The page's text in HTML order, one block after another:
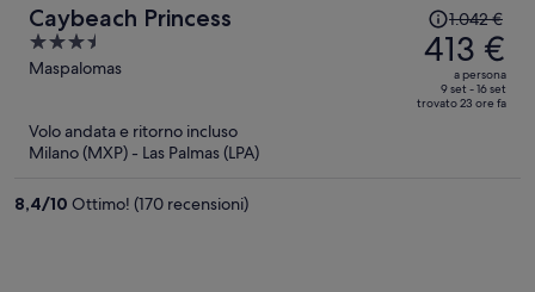
Caybeach Princess
3.5
out
Maspalomas
Il
prezzo
era
1.042 €,
ora
1.042 €
413 €
a persona
9 set - 16 set
trovato 23 ore fa
Volo andata e ritorno incluso
Milano (MXP) - Las Palmas (LPA)
8,4/10 Ottimo! (170 recensioni)